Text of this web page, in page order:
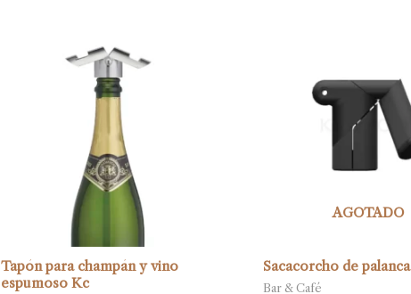
Tapón para champán y vino
espumoso Kc
AGOTADO
Sacacorcho de palanca
Bar & Café